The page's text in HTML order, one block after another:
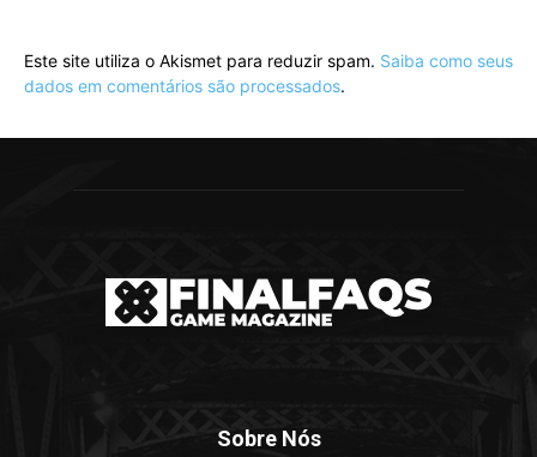
Este site utiliza o Akismet para reduzir spam. Saiba como seus
dados em comentários são processados.
Sobre Nós